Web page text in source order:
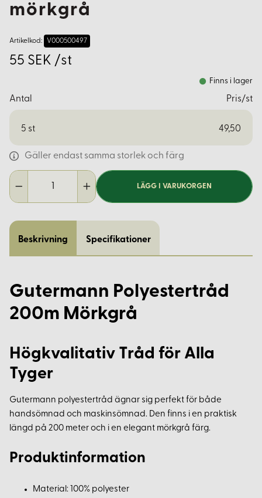
mörkgrå
Artikelkod: V000500497
55 SEK /st
Finns i lager
Antal Pris/st
5 st 49,50
Gäller endast samma storlek och färg
LÄGG I VARUKORGEN
Beskrivning Specifikationer
Gutermann Polyestertråd
200m Mörkgrå
Högkvalitativ Tråd för Alla
Tyger
Gutermann polyestertråd ägnar sig perfekt för både
handsömnad och maskinsömnad. Den finns i en praktisk
längd på 200 meter och i en elegant mörkgrå färg.
Produktinformation
Material: 100% polyester